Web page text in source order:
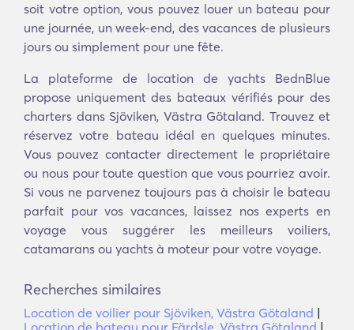
soit votre option, vous pouvez louer un bateau pour
une journée, un week-end, des vacances de plusieurs
jours ou simplement pour une fête.
La plateforme de location de yachts BednBlue
propose uniquement des bateaux vérifiés pour des
charters dans Sjöviken, Västra Götaland. Trouvez et
réservez votre bateau idéal en quelques minutes.
Vous pouvez contacter directement le propriétaire
ou nous pour toute question que vous pourriez avoir.
Si vous ne parvenez toujours pas à choisir le bateau
parfait pour vos vacances, laissez nos experts en
voyage vous suggérer les meilleurs voiliers,
catamarans ou yachts à moteur pour votre voyage.
Recherches similaires
Location de voilier pour Sjöviken, Västra Götaland |
Location de bateau pour Färdsle, Västra Götaland |